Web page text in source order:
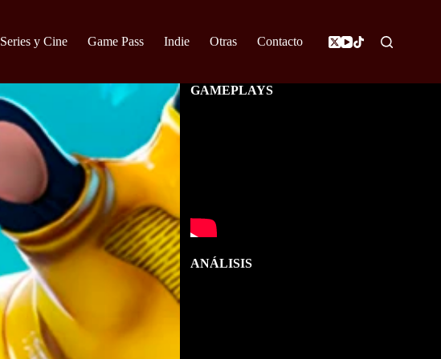
Series y Cine Game Pass Indie Otras Contacto
GAMEPLAYS
ANÁLISIS